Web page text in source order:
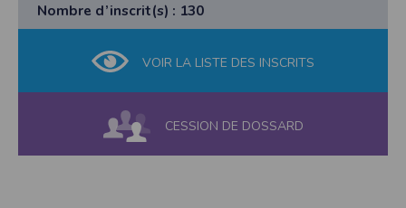
Nombre d’inscrit(s) : 130
VOIR LA LISTE DES INSCRITS
CESSION DE DOSSARD